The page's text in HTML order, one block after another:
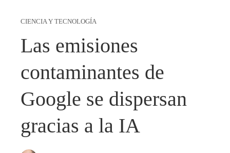
CIENCIA Y TECNOLOGÍA
Las emisiones
contaminantes de
Google se dispersan
gracias a la IA